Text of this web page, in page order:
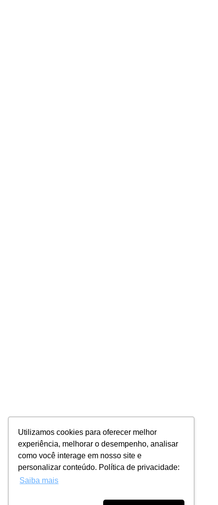
Utilizamos cookies para oferecer melhor
experiência, melhorar o desempenho, analisar
como você interage em nosso site e
personalizar conteúdo. Política de privacidade:
Saiba mais